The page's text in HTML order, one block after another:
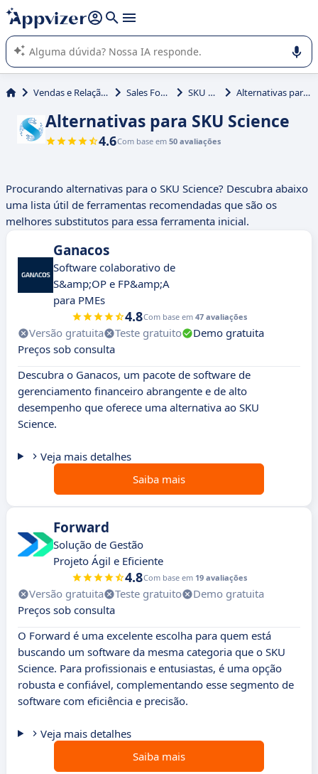
de nossa IA (várias linhas com
A IA do Appvizer o orienta no uso ou na seleção de software
SaaS para sua empresa.
Vendas e Relação com Cliente Sales Forecasting SKU Science Alternativas para SKU Science
Alternativas para SKU Science
4.6Com base em 50 avaliações
Procurando alternativas para o SKU Science? Descubra abaixo
uma lista útil de ferramentas recomendadas que são os
melhores substitutos para essa ferramenta inicial.
Ganacos
Software colaborativo de
S&amp;OP e FP&amp;A
para PMEs
4.8Com base em 47 avaliações
Versão gratuita Teste gratuito
Demo gratuita
Preços sob consulta
Descubra o Ganacos, um pacote de software de
gerenciamento financeiro abrangente e de alto
desempenho que oferece uma alternativa ao SKU
Science.
Veja mais detalhes
Saiba mais
Forward
Solução de Gestão
Projeto Ágil e Eficiente
4.8Com base em 19 avaliações
Versão gratuita Teste gratuito
Demo gratuita
Preços sob consulta
O Forward é uma excelente escolha para quem está
buscando um software da mesma categoria que o SKU
Science. Para profissionais e entusiastas, é uma opção
robusta e confiável, complementando esse segmento de
software com eficiência e precisão.
Veja mais detalhes
Saiba mais